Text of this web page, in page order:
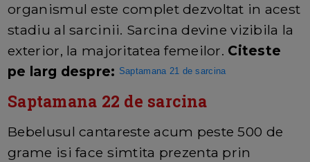
organismul este complet dezvoltat in acest
stadiu al sarcinii. Sarcina devine vizibila la
exterior, la majoritatea femeilor. Citeste
pe larg despre: Saptamana 21 de sarcina
Saptamana 22 de sarcina
Bebelusul cantareste acum peste 500 de
grame isi face simtita prezenta prin